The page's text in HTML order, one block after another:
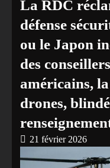
La RDC
défense
ou le Japon
des
américains,
drones,
21 février 2026